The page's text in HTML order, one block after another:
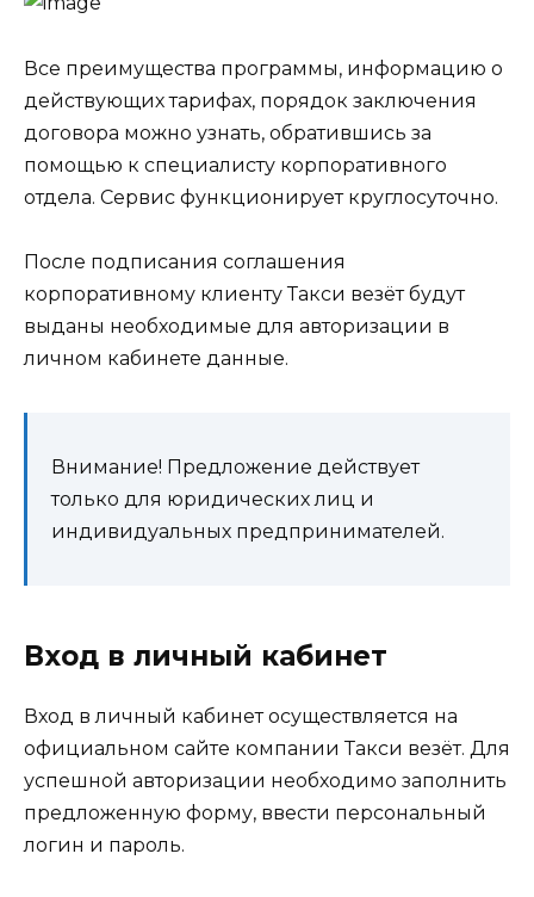
Все преимущества программы, информацию о
действующих тарифах, порядок заключения
договора можно узнать, обратившись за
помощью к специалисту корпоративного
отдела. Сервис функционирует круглосуточно.
После подписания соглашения
корпоративному клиенту Такси везёт будут
выданы необходимые для авторизации в
личном кабинете данные.
Внимание! Предложение действует
только для юридических лиц и
индивидуальных предпринимателей.
Вход в личный кабинет
Вход в личный кабинет осуществляется на
официальном сайте компании Такси везёт. Для
успешной авторизации необходимо заполнить
предложенную форму, ввести персональный
логин и пароль.